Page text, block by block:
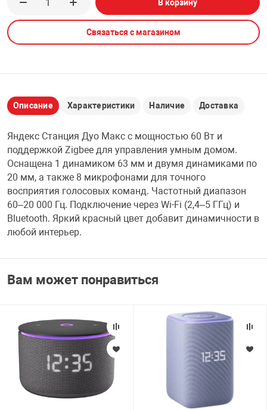
PCI АДАПТЕРЫ
USB
CARD RIDER
НАБОР ДЛЯ
CD-DVD ДИСКИ
В корзину
Связаться с магазином
Описание Характеристики Наличие Доставка
Яндекс Станция Дуо Макс с мощностью 60 Вт и
поддержкой Zigbee для управления умным домом.
Оснащена 1 динамиком 63 мм и двумя динамиками по
20 мм, а также 8 микрофонами для точного
восприятия голосовых команд. Частотный диапазон
60–20 000 Гц. Подключение через Wi-Fi (2,4–5 ГГц) и
Bluetooth. Яркий красный цвет добавит динамичности в
любой интерьер.
Вам может понравиться